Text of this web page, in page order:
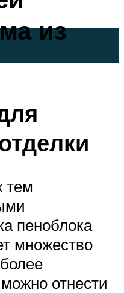
из
тем
пеноблока
множество
отнести